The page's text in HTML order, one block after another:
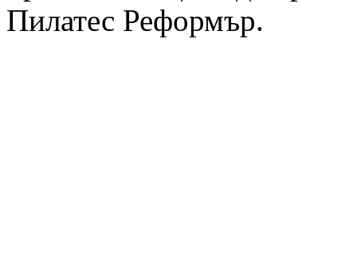
Пилатес Реформър.